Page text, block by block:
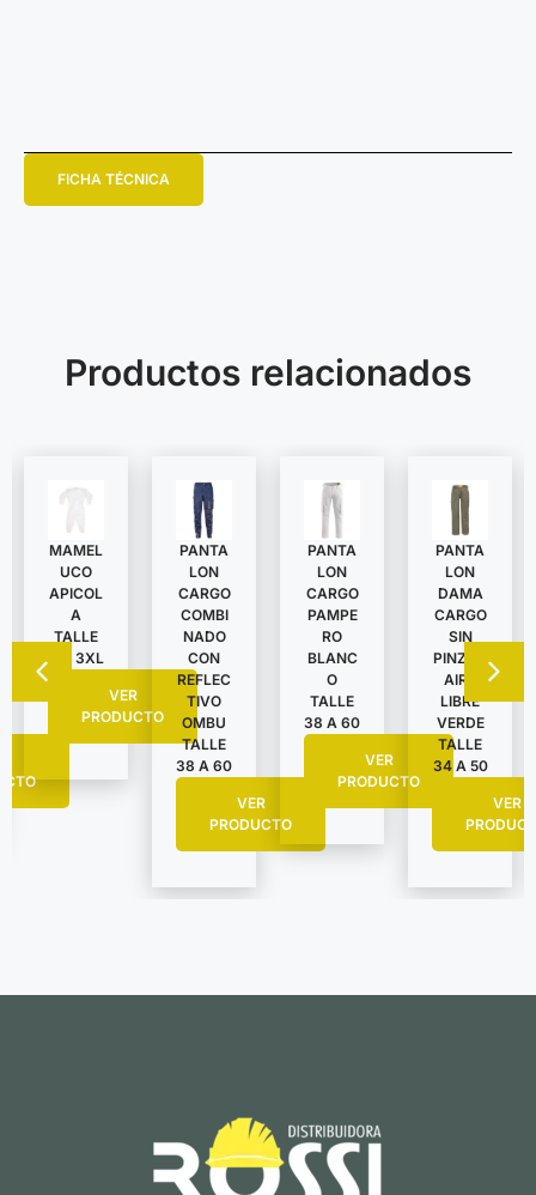
FICHA TÉCNICA
Productos relacionados
MAMEL
UCO
APICOL
A
TALLE
S A 3XL
VER
PRODUCTO
PANTA
LON
CARGO
COMBI
NADO
CON
REFLEC
TIVO
OMBU
TALLE
38 A 60
VER
PRODUCTO
PANTA
LON
CARGO
PAMPE
RO
BLANC
O
TALLE
38 A 60
VER
PRODUCTO
PANTA
LON
DAMA
CARGO
SIN
PINZAS
AIRE
LIBRE
VERDE
TALLE
34 A 50
VER